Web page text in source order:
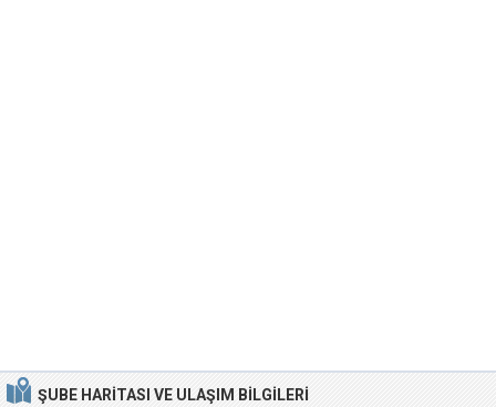
ŞUBE HARITASI VE ULAŞIM BILGILERI